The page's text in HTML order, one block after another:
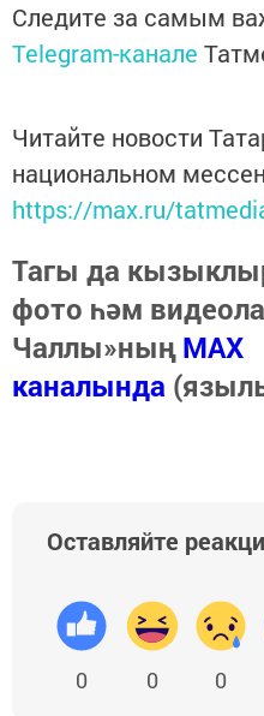
Следите за самым
Telegram-канале
Читайте новости
национальном
https://max.ru/
Тагы да
фото һәм
Чаллы»ныңMAX
каналында
Оставляйте
0 0 0